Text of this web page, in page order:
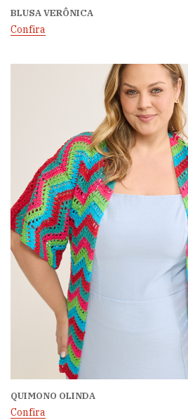
BLUSA VERÔNICA
Confira
QUIMONO OLINDA
Confira